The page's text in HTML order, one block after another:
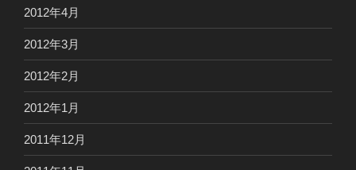
2012年4月
2012年3月
2012年2月
2012年1月
2011年12月